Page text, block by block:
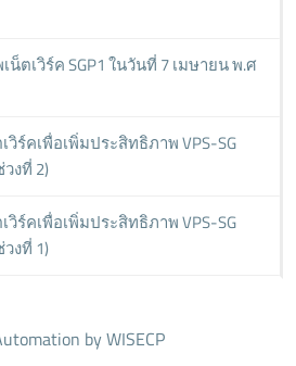
ตเวิร์ค SGP1 ในวันที่ 7 เมษายน พ.ศ
ร์คเพื่อเพิ่มประสิทธิภาพ VPS-SG
วงที่ 2)
ร์คเพื่อเพิ่มประสิทธิภาพ VPS-SG
วงที่ 1)
by WISECP